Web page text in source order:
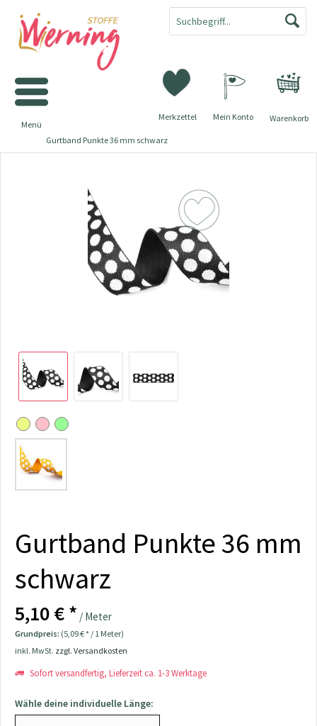
Warenkorb
Merkzettel Mein Konto
Menü
Gurtband Punkte 36 mm schwarz
Gurtband Punkte 36 mm
schwarz
5,10 € * / Meter
Grundpreis: (5,09 € * / 1 Meter)
inkl. MwSt. zzgl. Versandkosten
Sofort versandfertig, Lieferzeit ca. 1-3 Werktage
Wähle deine individuelle Länge: